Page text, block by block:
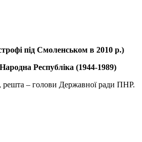
під Смоленськом в 2010 р.)
Республіка (1944-1989)
решта – голови Державної ради ПНР.